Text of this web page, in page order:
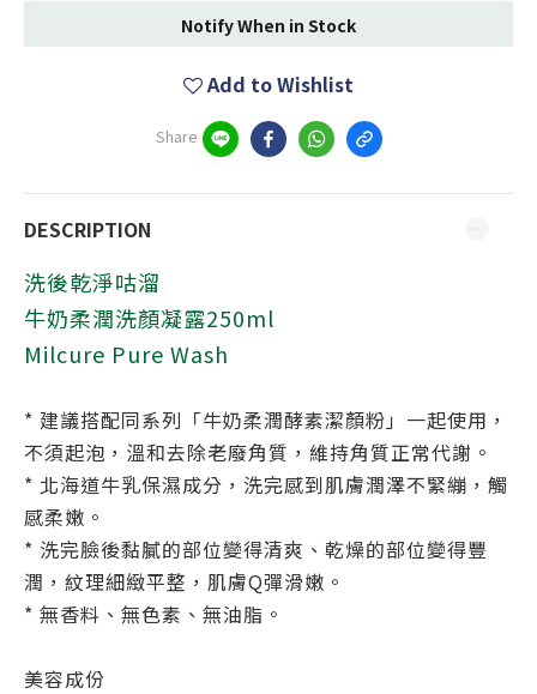
Notify When in Stock
Add to Wishlist
Share
DESCRIPTION
洗後乾淨咕溜
牛奶柔潤洗顏凝露250ml
Milcure Pure Wash
* 建議搭配同系列「牛奶柔潤酵素潔顏粉」一起使用，
不須起泡 ， 溫和去除老廢角質 ，維持角質正常代謝。
* 北海道牛乳保濕成分，洗完感到肌膚潤澤不緊繃， 觸
感柔嫩。
* 洗完臉後黏膩的部位變得清爽、乾燥的部位變得豐
潤，紋理細緻平整，肌膚Q彈滑嫩。
* 無香料、無色素、無油脂。
美容成份